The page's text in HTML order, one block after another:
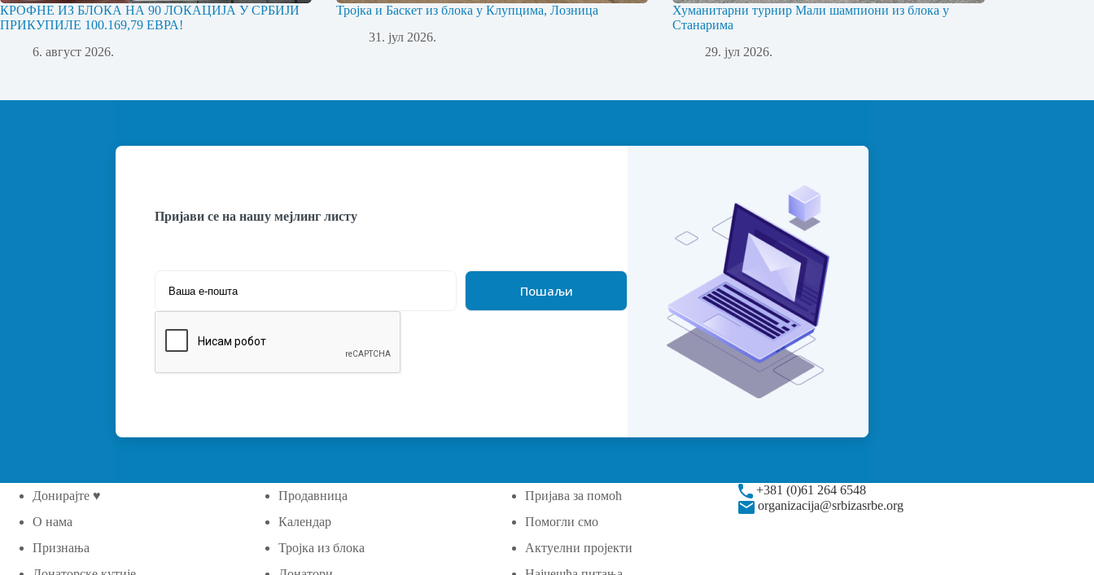
КРОФНЕ ИЗ БЛОКА НА 90 ЛОКАЦИЈА У СРБИЈИ
ПРИКУПИЛЕ 100.169,79 ЕВРА!
6. август 2026.
Тројка и Баскет из блока у Клупцима, Лозница
31. јул 2026.
Хуманитарни турнир Мали шампиони из блока у
Станарима
29. јул 2026.
Пријави се на нашу мејлинг листу
Донирајте ♥
О нама
Признања
Продавница
Календар
Тројка из блока
Пријава за помоћ
Помогли смо
Актуелни пројекти
+381 (0)61 264 6548
organizacija@srbizasrbe.org